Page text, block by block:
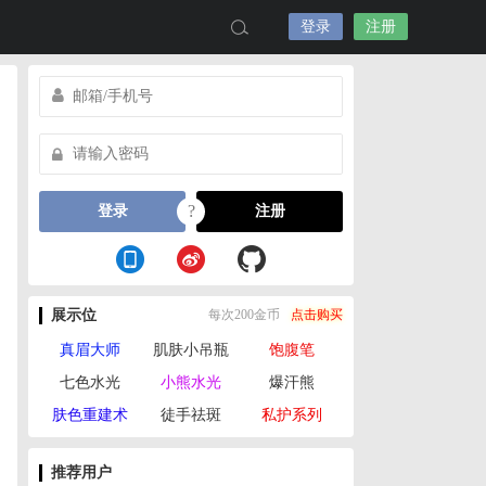
登录 注册
登录 ? 注册
展示位 每次200金币 点击购买
真眉大师 肌肤小吊瓶
饱腹笔
七色水光
小熊水光
爆汗熊
肤色重建术
徒手祛斑 私护系列
推荐用户